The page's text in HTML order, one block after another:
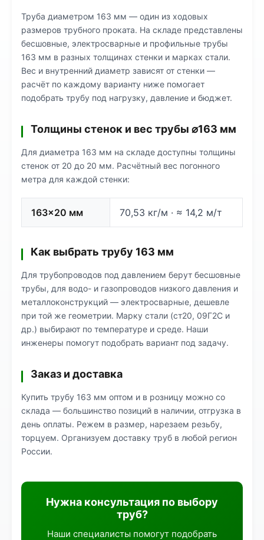
Труба диаметром 163 мм — один из ходовых
размеров трубного проката. На складе представлены
бесшовные, электросварные и профильные трубы
163 мм в разных толщинах стенки и марках стали.
Вес и внутренний диаметр зависят от стенки —
расчёт по каждому варианту ниже помогает
подобрать трубу под нагрузку, давление и бюджет.
Толщины стенок и вес трубы ⌀163 мм
Для диаметра 163 мм на складе доступны толщины
стенок от 20 до 20 мм. Расчётный вес погонного
метра для каждой стенки:
163×20 мм 70,53 кг/м · ≈ 14,2 м/т
Как выбрать трубу 163 мм
Для трубопроводов под давлением берут бесшовные
трубы, для водо- и газопроводов низкого давления и
металлоконструкций — электросварные, дешевле
при той же геометрии. Марку стали (ст20, 09Г2С и
др.) выбирают по температуре и среде. Наши
инженеры помогут подобрать вариант под задачу.
Заказ и доставка
Купить трубу 163 мм оптом и в розницу можно со
склада — большинство позиций в наличии, отгрузка в
день оплаты. Режем в размер, нарезаем резьбу,
торцуем. Организуем доставку труб в любой регион
России.
Нужна консультация по выбору
труб?
Наши специалисты помогут подобрать